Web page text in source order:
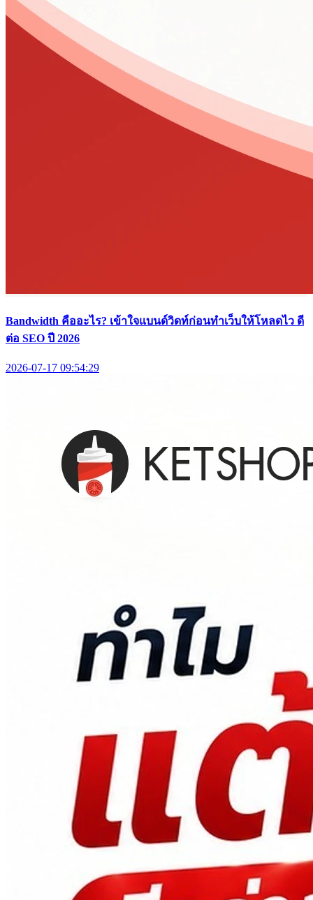
Bandwidth คืออะไร? เข้าใจแบนด์วิดท์ก่อนทำเว็บให้โหลดไว ดี
ต่อ SEO ปี 2026
2026-07-17 09:54:29